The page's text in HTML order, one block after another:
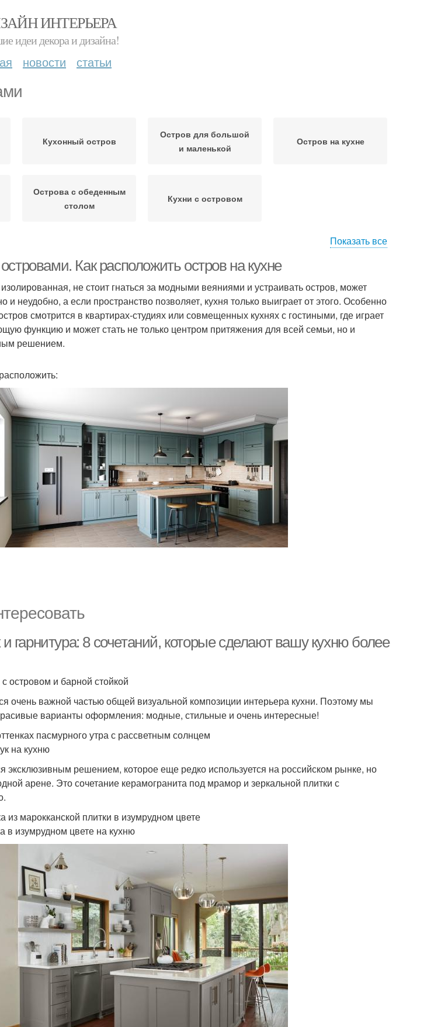
ИНТЕРЬЕРА
идеи декора и дизайна!
новости статьи
Кухонный остров
Остров для большой
и маленькой
Остров на кухне
Острова с обеденным
столом
Кухни с островом
Показать все
Как расположить остров на кухне
не стоит гнаться за модными веяниями и устраивать остров, может
и неудобно, а если пространство позволяет, кухня только выиграет от этого. Особенно
смотрится в квартирах-студиях или совмещенных кухнях с гостиными, где играет
функцию и может стать не только центром притяжения для всей семьи, но и
решением.
гарнитура: 8 сочетаний, которые сделают вашу кухню более
островом и барной стойкой
очень важной частью общей визуальной композиции интерьера кухни. Поэтому мы
варианты оформления: модные, стильные и очень интересные!
пасмурного утра с рассветным солнцем
на кухню
эксклюзивным решением, которое еще редко используется на российском рынке, но
арене. Это сочетание керамогранита под мрамор и зеркальной плитки с
из марокканской плитки в изумрудном цвете
в изумрудном цвете на кухню